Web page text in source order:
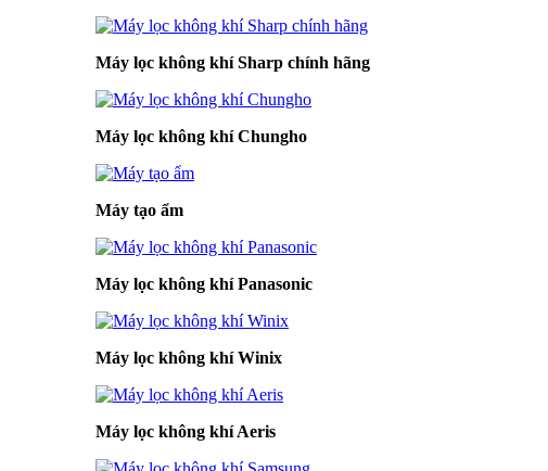
Máy lọc không khí Sharp chính hãng
Máy lọc không khí Chungho
Máy tạo ẩm
Máy lọc không khí Panasonic
Máy lọc không khí Winix
Máy lọc không khí Aeris